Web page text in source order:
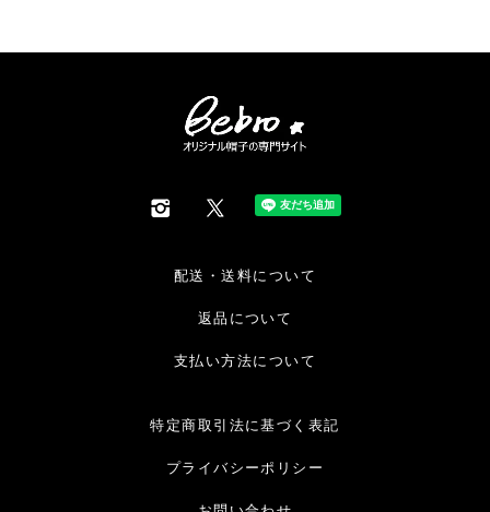
配送・送料について
返品について
支払い方法について
特定商取引法に基づく表記
プライバシーポリシー